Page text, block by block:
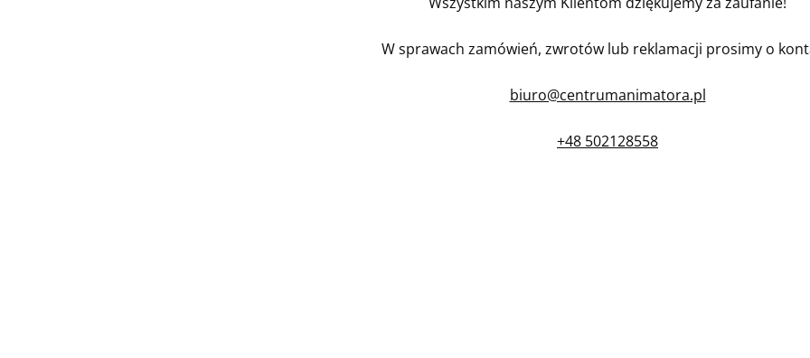
W sprawach zamówień, zwrotów lub reklamacji prosimy o
biuro@centrumanimatora.pl
+48 502128558